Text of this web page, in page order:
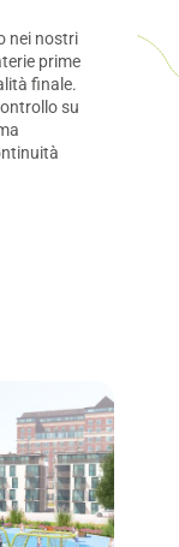
nei nostri
prime
finale.
su